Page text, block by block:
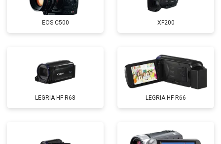
EOS C500 XF200
LEGRIA HF R68 LEGRIA HF R66